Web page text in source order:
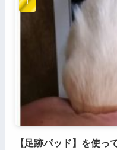
【足跡パッド】を使っ